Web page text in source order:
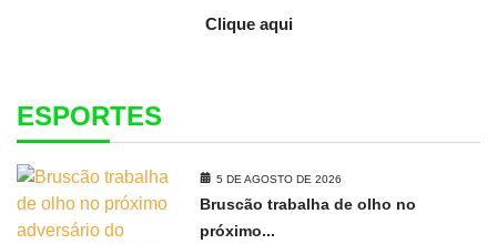
Clique aqui
ESPORTES
5 DE AGOSTO DE 2026
Bruscão trabalha de olho no
próximo...